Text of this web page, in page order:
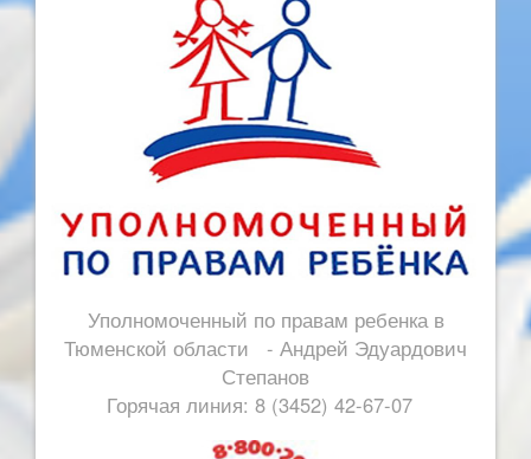
Уполномоченный по правам ребенка в
Тюменской области - Андрей Эдуардович
Степанов
Горячая линия: 8 (3452) 42-67-07